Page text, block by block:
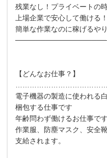
残業なし！プライベートの
上場企業で安心して働ける！
簡単な作業なのに稼げるや
【どんなお仕事？】
電子機器の製造に使われる
梱包する仕事です
年齢問わず働けるお仕事です
作業服、防塵マスク、安全
支給されます。